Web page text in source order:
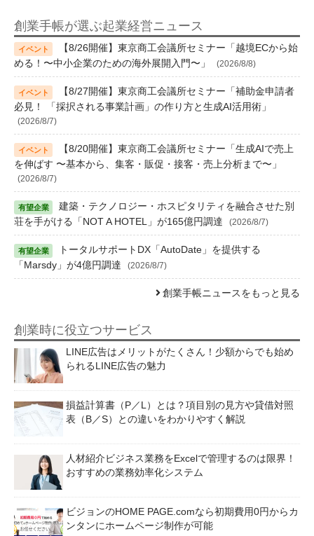
創業手帳が選ぶ起業経営ニュース
【8/26開催】東京商工会議所セミナー「越境ECから始
める！〜中小企業のための海外展開入門〜」
(2026/8/8)
【8/27開催】東京商工会議所セミナー「補助金申請者
必見！ 「採択される事業計画」の作り方と生成AI活用術」
(2026/8/7)
【8/20開催】東京商工会議所セミナー「生成AIで売上
を伸ばす 〜基本から、集客・販促・接客・売上分析まで〜」
(2026/8/7)
建築・テクノロジー・ホスピタリティを融合させた別
荘を手がける「NOT A HOTEL」が165億円調達
(2026/8/7)
トータルサポートDX「AutoDate」を提供する
「Marsdy」が4億円調達
(2026/8/7)
創業手帳ニュースをもっと見る
創業時に役立つサービス
LINE広告はメリットがたくさん！少額からでも始め
られるLINE広告の魅力
損益計算書（P／L）とは？項目別の見方や貸借対照
表（B／S）との違いをわかりやすく解説
人材紹介ビジネス業務をExcelで管理するのは限界！
おすすめの業務効率化システム
ビジョンのHOME PAGE.comなら初期費用0円からカ
ンタンにホームページ制作が可能